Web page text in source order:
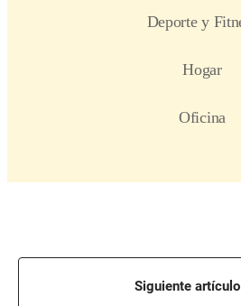
Siguiente artículo